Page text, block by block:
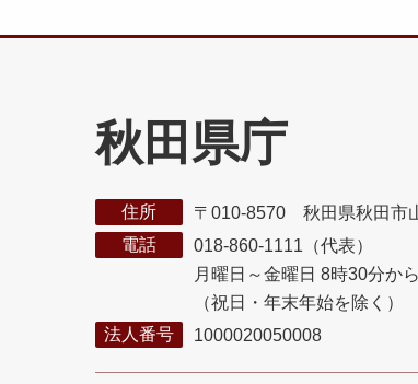
秋田県庁
住所
〒010-8570 秋田県秋田市
電話
018-860-1111（代表）
月曜日～金曜日 8時30分か
（祝日・年末年始を除く）
法人番号
1000020050008